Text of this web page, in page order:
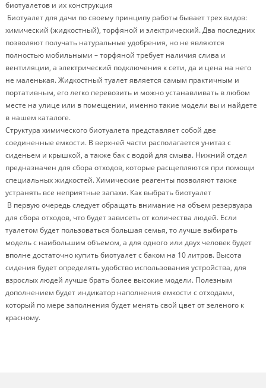
биотуалетов и их конструкция
Биотуалет для дачи по своему принципу работы бывает трех видов:
химический (жидкостный), торфяной и электрический. Два последних
позволяют получать натуральные удобрения, но не являются
полностью мобильными – торфяной требует наличия слива и
вентиляции, а электрический подключения к сети, да и цена на него
не маленькая. Жидкостный туалет является самым практичным и
портативным, его легко перевозить и можно устанавливать в любом
месте на улице или в помещении, именно такие модели вы и найдете
в нашем каталоге.
Структура химического биотуалета представляет собой две
соединенные емкости. В верхней части располагается унитаз с
сиденьем и крышкой, а также бак с водой для смыва. Нижний отдел
предназначен для сбора отходов, которые расщепляются при помощи
специальных жидкостей. Химические реагенты позволяют также
устранять все неприятные запахи. Как выбрать биотуалет
В первую очередь следует обращать внимание на объем резервуара
для сбора отходов, что будет зависеть от количества людей. Если
туалетом будет пользоваться большая семья, то лучше выбирать
модель с наибольшим объемом, а для одного или двух человек будет
вполне достаточно купить биотуалет с баком на 10 литров. Высота
сидения будет определять удобство использования устройства, для
взрослых людей лучше брать более высокие модели. Полезным
дополнением будет индикатор наполнения емкости с отходами,
который по мере заполнения будет менять свой цвет от зеленого к
красному.